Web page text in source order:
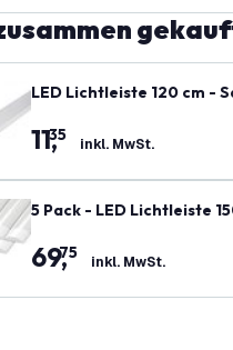
zusammen
LED Lichtleiste 120 cm -
11,
35 inkl. MwSt.
5 Pack - LED Lichtleiste
69,
75 inkl. MwSt.